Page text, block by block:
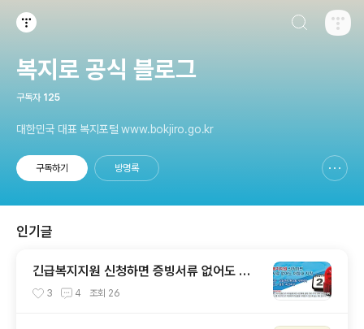
복지로 공식 블로그
구독자 125
대한민국 대표 복지포털 www.bokjiro.go.kr
구독하기 방명록
인기글
긴급복지지원 신청하면 증빙서류 없어도 이
틀내 지원
3 4 조회 26